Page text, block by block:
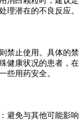
理潜在的不良反应。
禁止使用。具体的禁
健康状况的患者，在
些用药安全。
避免与其他可能影响